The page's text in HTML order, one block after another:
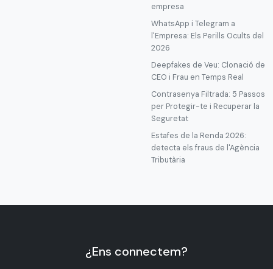
empresa
WhatsApp i Telegram a
l'Empresa: Els Perills Ocults del
2026
Deepfakes de Veu: Clonació de
CEO i Frau en Temps Real
Contrasenya Filtrada: 5 Passos
per Protegir-te i Recuperar la
Seguretat
Estafes de la Renda 2026:
detecta els fraus de l'Agència
Tributària
¿Ens connectem?